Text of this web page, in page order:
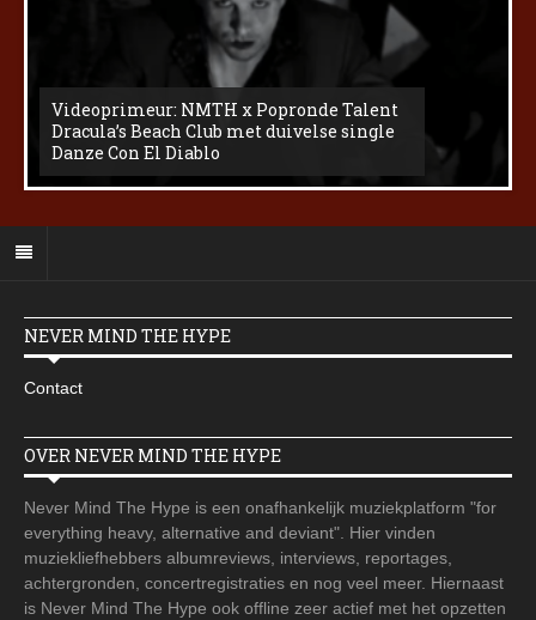
Videoprimeur: NMTH x Popronde Talent
Dracula’s Beach Club met duivelse single
Danze Con El Diablo
NEVER MIND THE HYPE
Contact
OVER NEVER MIND THE HYPE
Never Mind The Hype is een onafhankelijk muziekplatform "for
everything heavy, alternative and deviant". Hier vinden
muziekliefhebbers albumreviews, interviews, reportages,
achtergronden, concertregistraties en nog veel meer. Hiernaast
is Never Mind The Hype ook offline zeer actief met het opzetten